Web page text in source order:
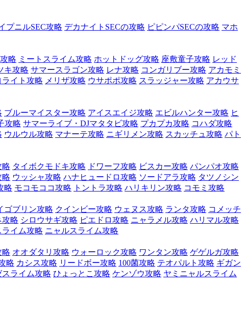
プニルSEC攻略 デカナイトSECの攻略 ピピンパSECの攻略 マホ
略 ミートスライム攻略 ホットドッグ攻略 座敷童子攻略 レッド
キ攻略 サマースラゴン攻略 レナ攻略 コンガリブー攻略 アカモミ
ライト攻略 メリザ攻略 ウサポポ攻略 スラッジャー攻略 アカウサ
ブルーマイスター攻略 アイスエイジ攻略 エビルハンター攻略 ヒ
攻略 サマーライブ・DJマタタビ攻略 プカプカ攻略 コハダ攻略
ウルウル攻略 マナーテ攻略 ニギリメン攻略 スカッチュ攻略 パト
略 タイボクモドキ攻略 ドワーフ攻略 ビスカー攻略 パンパオ攻略
略 ウッシャ攻略 ハナヒュードロ攻略 ソードアラ攻略 タツノシン
略 モコモココ攻略 トントラ攻略 ハリキリン攻略 コモミ攻略
ゴブリン攻略 クインビー攻略 ウェヌス攻略 ランタ攻略 コメッチ
攻略 シロウサギ攻略 ピエドロ攻略 ニャラメル攻略 ハリマル攻略
ライム攻略 ニャルスライム攻略
略 オオダタリ攻略 ウォーロック攻略 ワンタン攻略 ゲゲルガ攻略
略 カシス攻略 リードボー攻略 100菌攻略 テオパルト攻略 ギガン
スライム攻略 ひょっとこ攻略 ケンゾウ攻略 ヤミニャルスライム